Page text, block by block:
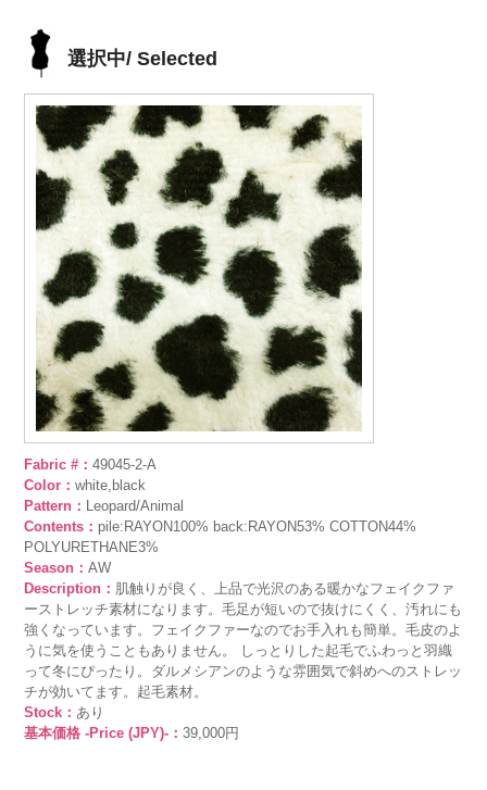
選択中/ Selected
Fabric #：49045-2-A
Color：white,black
Pattern： Leopard/Animal
Contents： pile:RAYON100% back:RAYON53% COTTON44%
POLYURETHANE3%
Season：AW
Description： 肌触りが良く、上品で光沢のある暖かなフェイクファ
ーストレッチ素材になります。毛足が短いので抜けにくく、汚れにも
強くなっています。フェイクファーなのでお手入れも簡単。毛皮のよ
うに気を使うこともありません。 しっとりした起毛でふわっと羽織
って冬にぴったり。ダルメシアンのような雰囲気で斜めへのストレッ
チが効いてます。起毛素材。
Stock：あり
基本価格 -Price (JPY)-：39,000円